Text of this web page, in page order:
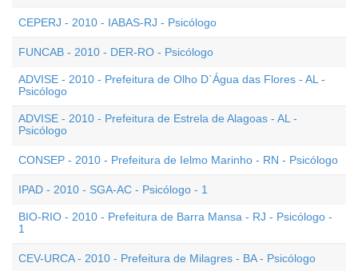
CEPERJ - 2010 - IABAS-RJ - Psicólogo
FUNCAB - 2010 - DER-RO - Psicólogo
ADVISE - 2010 - Prefeitura de Olho D`Água das Flores - AL -
Psicólogo
ADVISE - 2010 - Prefeitura de Estrela de Alagoas - AL -
Psicólogo
CONSEP - 2010 - Prefeitura de Ielmo Marinho - RN - Psicólogo
IPAD - 2010 - SGA-AC - Psicólogo - 1
BIO-RIO - 2010 - Prefeitura de Barra Mansa - RJ - Psicólogo -
1
CEV-URCA - 2010 - Prefeitura de Milagres - BA - Psicólogo